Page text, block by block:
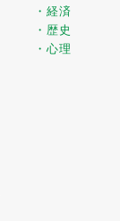
・経済
・歴史
・心理